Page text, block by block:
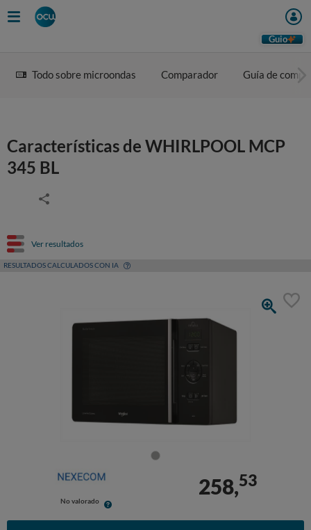
Guio
Todo sobre microondas Comparador Guía de
Características de WHIRLPOOL MCP
345 BL
Ver resultados
RESULTADOS CALCULADOS CON IA
No valorado
258,53